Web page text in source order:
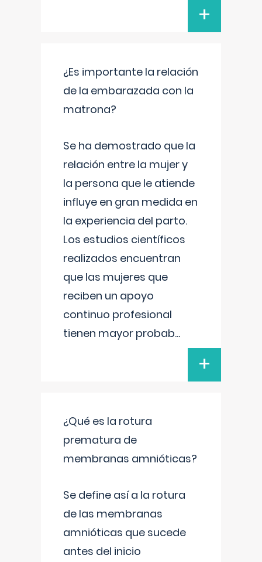
+
¿Es importante la relación
de la embarazada con la
matrona?
Se ha demostrado que la
relación entre la mujer y
la persona que le atiende
influye en gran medida en
la experiencia del parto.
Los estudios científicos
realizados encuentran
que las mujeres que
reciben un apoyo
continuo profesional
tienen mayor probab...
+
¿Qué es la rotura
prematura de
membranas amnióticas?
Se define así a la rotura
de las membranas
amnióticas que sucede
antes del inicio